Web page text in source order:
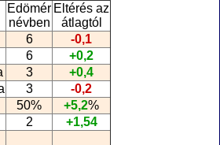
Edömér
névben
Eltérés az
átlagtól
6
-0,1
6
+0,2
3
+0,4
3
-0,2
50% +5,2%
2
+1,54